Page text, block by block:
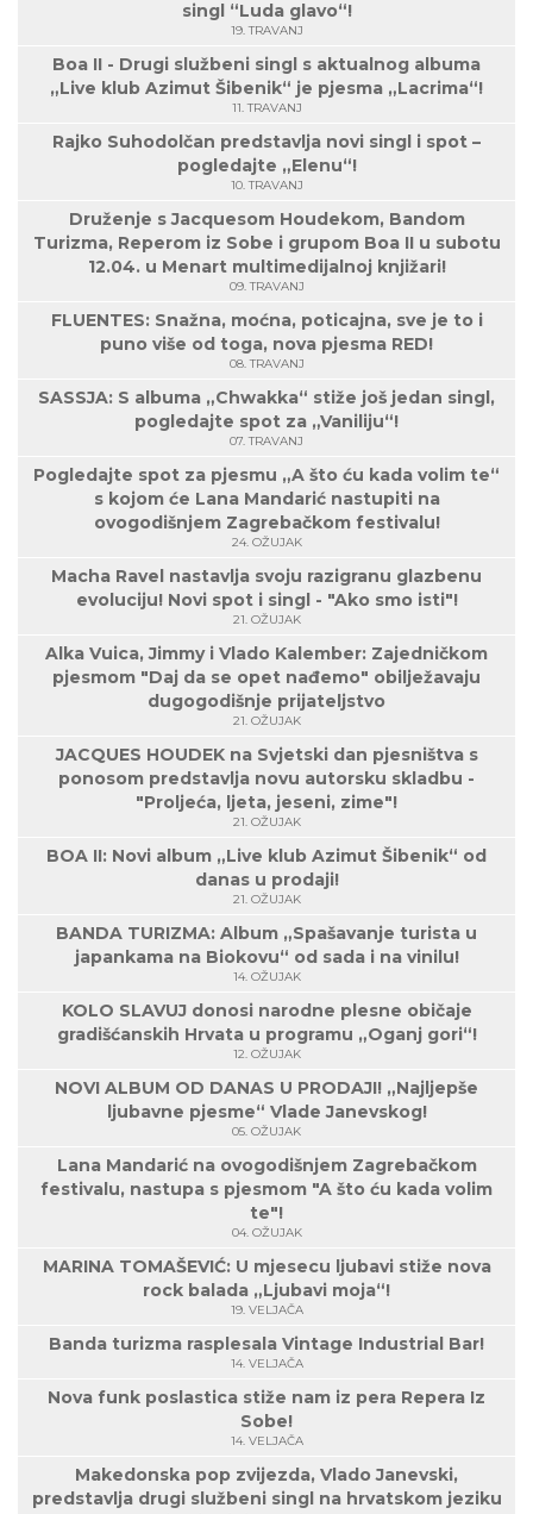
singl “Luda glavo“!
19. TRAVANJ
Boa II - Drugi službeni singl s aktualnog albuma
„Live klub Azimut Šibenik“ je pjesma „Lacrima“!
11. TRAVANJ
Rajko Suhodolčan predstavlja novi singl i spot –
pogledajte „Elenu“!
10. TRAVANJ
Druženje s Jacquesom Houdekom, Bandom
Turizma, Reperom iz Sobe i grupom Boa II u subotu
12.04. u Menart multimedijalnoj knjižari!
09. TRAVANJ
FLUENTES: Snažna, moćna, poticajna, sve je to i
puno više od toga, nova pjesma RED!
08. TRAVANJ
SASSJA: S albuma „Chwakka“ stiže još jedan singl,
pogledajte spot za „Vaniliju“!
07. TRAVANJ
Pogledajte spot za pjesmu „A što ću kada volim te“
s kojom će Lana Mandarić nastupiti na
ovogodišnjem Zagrebačkom festivalu!
24. OŽUJAK
Macha Ravel nastavlja svoju razigranu glazbenu
evoluciju! Novi spot i singl - "Ako smo isti"!
21. OŽUJAK
Alka Vuica, Jimmy i Vlado Kalember: Zajedničkom
pjesmom "Daj da se opet nađemo" obilježavaju
dugogodišnje prijateljstvo
21. OŽUJAK
JACQUES HOUDEK na Svjetski dan pjesništva s
ponosom predstavlja novu autorsku skladbu -
"Proljeća, ljeta, jeseni, zime"!
21. OŽUJAK
BOA II: Novi album „Live klub Azimut Šibenik“ od
danas u prodaji!
21. OŽUJAK
BANDA TURIZMA: Album „Spašavanje turista u
japankama na Biokovu“ od sada i na vinilu!
14. OŽUJAK
KOLO SLAVUJ donosi narodne plesne običaje
gradišćanskih Hrvata u programu „Oganj gori“!
12. OŽUJAK
NOVI ALBUM OD DANAS U PRODAJI! „Najljepše
ljubavne pjesme“ Vlade Janevskog!
05. OŽUJAK
Lana Mandarić na ovogodišnjem Zagrebačkom
festivalu, nastupa s pjesmom "A što ću kada volim
te"!
04. OŽUJAK
MARINA TOMAŠEVIĆ: U mjesecu ljubavi stiže nova
rock balada „Ljubavi moja“!
19. VELJAČA
Banda turizma rasplesala Vintage Industrial Bar!
14. VELJAČA
Nova funk poslastica stiže nam iz pera Repera Iz
Sobe!
14. VELJAČA
Makedonska pop zvijezda, Vlado Janevski,
predstavlja drugi službeni singl na hrvatskom jeziku